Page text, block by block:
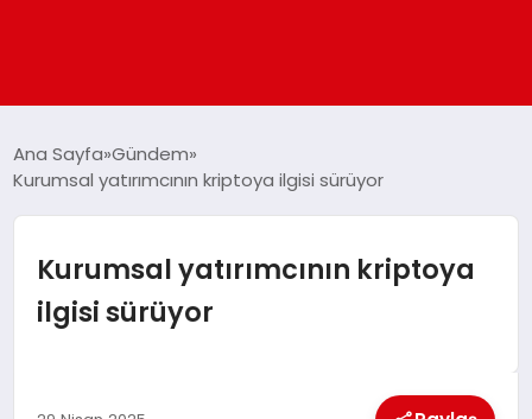
DÜNYA
Ana Sayfa Gündem
Kurumsal yatırımcının kriptoya ilgisi sürüyor
Kurumsal yatırımcının kriptoya
ilgisi sürüyor